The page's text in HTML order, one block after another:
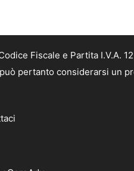
Fiscale e Partita I.V.A.
pertanto considerarsi un